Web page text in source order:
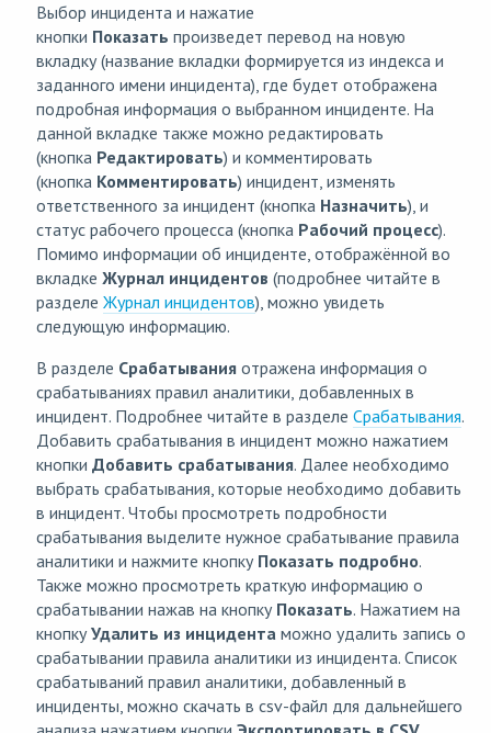
Выбор инцидента и нажатие
кнопки Показать произведет перевод на новую
вкладку (название вкладки формируется из индекса и
заданного имени инцидента), где будет отображена
подробная информация о выбранном инциденте. На
данной вкладке также можно редактировать
(кнопка Редактировать) и комментировать
(кнопка Комментировать) инцидент, изменять
ответственного за инцидент (кнопка Назначить), и
статус рабочего процесса (кнопка Рабочий процесс).
Помимо информации об инциденте, отображённой во
вкладке Журнал инцидентов (подробнее читайте в
разделе Журнал инцидентов), можно увидеть
следующую информацию.
В разделе Срабатывания отражена информация о
срабатываниях правил аналитики, добавленных в
инцидент. Подробнее читайте в разделе Срабатывания.
Добавить срабатывания в инцидент можно нажатием
кнопки Добавить срабатывания. Далее необходимо
выбрать срабатывания, которые необходимо добавить
в инцидент. Чтобы просмотреть подробности
срабатывания выделите нужное срабатывание правила
аналитики и нажмите кнопку Показать подробно.
Также можно просмотреть краткую информацию о
срабатывании нажав на кнопку Показать. Нажатием на
кнопкуУдалить из инцидента можно удалить запись о
срабатывании правила аналитики из инцидента. Список
срабатываний правил аналитики, добавленный в
инциденты, можно скачать в csv-файл для дальнейшего